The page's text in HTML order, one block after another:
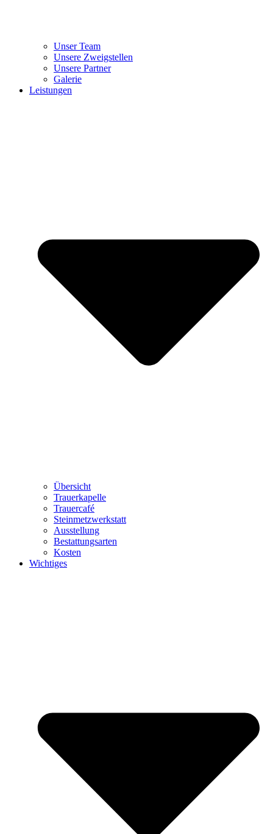
Unser Team
Unsere Zweigstellen
Unsere Partner
Galerie
Leistungen
Übersicht
Trauerkapelle
Trauercafé
Steinmetzwerkstatt
Ausstellung
Bestattungsarten
Kosten
Wichtiges